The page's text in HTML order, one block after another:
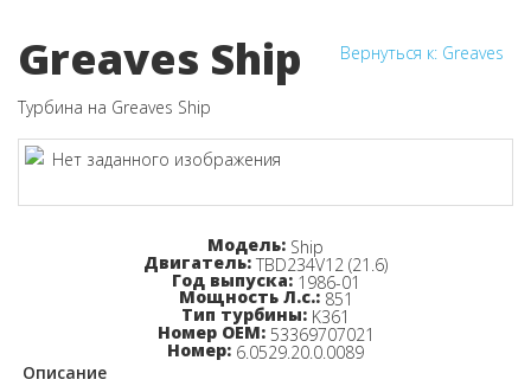
Вернуться к: Greaves
Greaves Ship
Турбина на Greaves Ship
Узнайте цену!
Модель: Ship
Двигатель: TBD234V12 (21.6)
Год выпуска: 1986-01
Мощность Л.с.: 851
Тип турбины: K361
Номер OEM: 53369707021
Номер: 6.0529.20.0.0089
Описание